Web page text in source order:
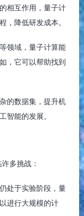
相互作用，量子计
，降低研发成本。
领域，量子计算能
，它可以帮助找到
的数据集，提升机
智能的发展。
多挑战：
处于实验阶段，量
进行大规模的计